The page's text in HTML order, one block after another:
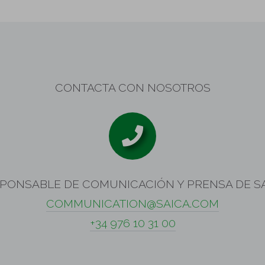
CONTACTA CON NOSOTROS
DE COMUNICACIÓN Y PRENSA DE
COMMUNICATION@SAICA.COM
+34 976 10 31 00